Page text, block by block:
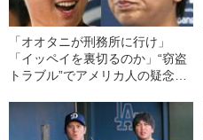
「オオタニが刑務所に行け」
「イッペイを裏切るのか」“窃盗
トラブル”でアメリカ人の疑念を
ス”